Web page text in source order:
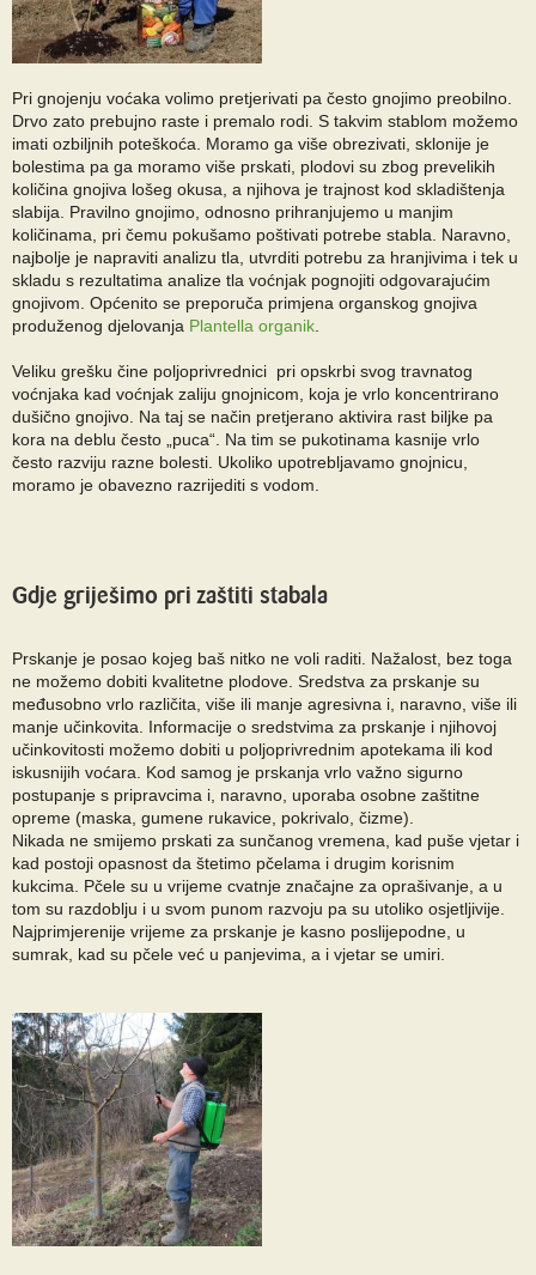
Pri gnojenju voćaka volimo pretjerivati pa često gnojimo preobilno.
Drvo zato prebujno raste i premalo rodi. S takvim stablom možemo
imati ozbiljnih poteškoća. Moramo ga više obrezivati, sklonije je
bolestima pa ga moramo više prskati, plodovi su zbog prevelikih
količina gnojiva lošeg okusa, a njihova je trajnost kod skladištenja
slabija. Pravilno gnojimo, odnosno prihranjujemo u manjim
količinama, pri čemu pokušamo poštivati potrebe stabla. Naravno,
najbolje je napraviti analizu tla, utvrditi potrebu za hranjivima i tek u
skladu s rezultatima analize tla voćnjak pognojiti odgovarajućim
gnojivom. Općenito se preporuča primjena organskog gnojiva
produženog djelovanja Plantella organik.
Veliku grešku čine poljoprivrednici pri opskrbi svog travnatog
voćnjaka kad voćnjak zaliju gnojnicom, koja je vrlo koncentrirano
dušično gnojivo. Na taj se način pretjerano aktivira rast biljke pa
kora na deblu često „puca“. Na tim se pukotinama kasnije vrlo
često razviju razne bolesti. Ukoliko upotrebljavamo gnojnicu,
moramo je obavezno razrijediti s vodom.
Gdje griješimo pri zaštiti stabala
Prskanje je posao kojeg baš nitko ne voli raditi. Nažalost, bez toga
ne možemo dobiti kvalitetne plodove. Sredstva za prskanje su
međusobno vrlo različita, više ili manje agresivna i, naravno, više ili
manje učinkovita. Informacije o sredstvima za prskanje i njihovoj
učinkovitosti možemo dobiti u poljoprivrednim apotekama ili kod
iskusnijih voćara. Kod samog je prskanja vrlo važno sigurno
postupanje s pripravcima i, naravno, uporaba osobne zaštitne
opreme (maska, gumene rukavice, pokrivalo, čizme).
Nikada ne smijemo prskati za sunčanog vremena, kad puše vjetar i
kad postoji opasnost da štetimo pčelama i drugim korisnim
kukcima. Pčele su u vrijeme cvatnje značajne za oprašivanje, a u
tom su razdoblju i u svom punom razvoju pa su utoliko osjetljivije.
Najprimjerenije vrijeme za prskanje je kasno poslijepodne, u
sumrak, kad su pčele već u panjevima, a i vjetar se umiri.